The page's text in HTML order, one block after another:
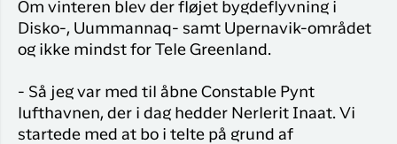
Om vinteren blev der fløjet bygdeflyvning i
Disko-, Uummannaq- samt Upernavik-området
og ikke mindst for Tele Greenland.
- Så jeg var med til åbne Constable Pynt
lufthavnen, der i dag hedder Nerlerit Inaat. Vi
startede med at bo i telte på grund af